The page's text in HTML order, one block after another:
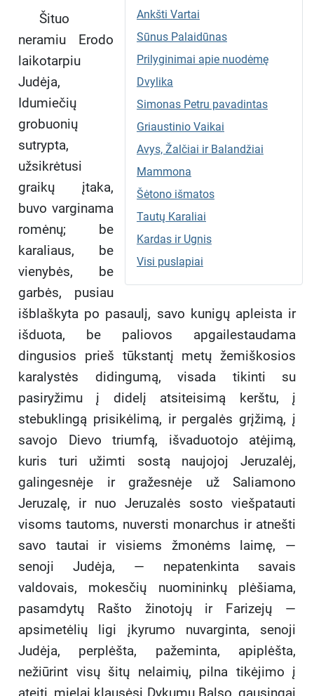
Ankšti Vartai
Sūnus Palaidūnas
Prilyginimai apie nuodėmę
Dvylika
Simonas Petru pavadintas
Griaustinio Vaikai
Avys, Žalčiai ir Balandžiai
Mammona
Šėtono išmatos
Tautų Karaliai
Kardas ir Ugnis
Visi puslapiai
Šituo
neramiu Erodo
laikotarpiu
Judėja,
Idumiečių
grobuonių
sutrypta,
užsikrėtusi
graikų įtaka,
buvo varginama
romėnų; be
karaliaus, be
vienybės, be
garbės, pusiau
išblaškyta po pasaulį, savo kunigų apleista ir
išduota, be paliovos apgailestaudama
dingusios prieš tūkstantį metų žemiškosios
karalystės didingumą, visada tikinti su
pasiryžimu į didelį atsiteisimą kerštu, į
stebuklingą prisikėlimą, ir pergalės grįžimą, į
savojo Dievo triumfą, išvaduotojo atėjimą,
kuris turi užimti sostą naujojoj Jeruzalėj,
galingesnėje ir gražesnėje už Saliamono
Jeruzalę, ir nuo Jeruzalės sosto viešpatauti
visoms tautoms, nuversti monarchus ir atnešti
savo tautai ir visiems žmonėms laimę, —
senoji Judėja, — nepatenkinta savais
valdovais, mokesčių nuomininkų plėšiama,
pasamdytų Rašto žinotojų ir Farizejų —
apsimetėlių ligi įkyrumo nuvarginta, senoji
Judėja, perplėšta, pažeminta, apiplėšta,
nežiūrint visų šitų nelaimių, pilna tikėjimo į